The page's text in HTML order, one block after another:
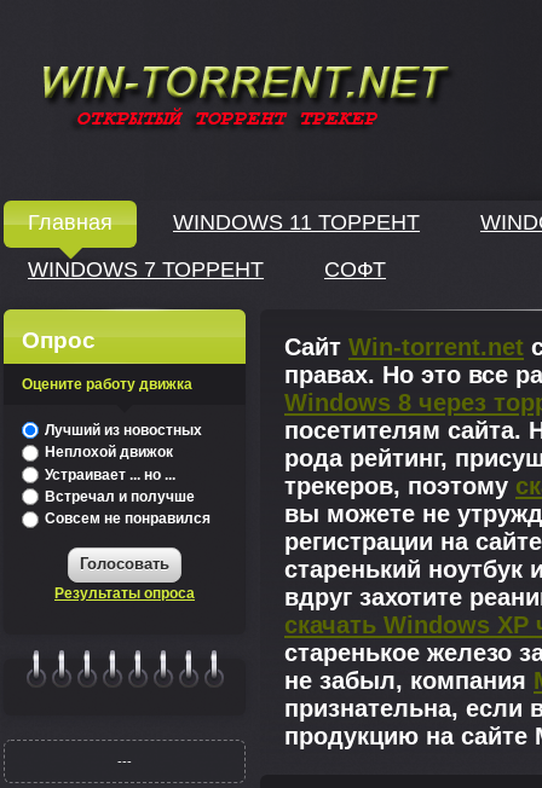
Главная WINDOWS 11 ТОРРЕНТ
WINDOWS 7 ТОРРЕНТ
СОФТ
Сайт Win-torrent.net
правах. Но это все
Windows 8 через
посетителям сайта.
рода рейтинг,
трекеров, поэтому
вы можете не
регистрации на
старенький
вдруг захотите
скачать Windows XP
старенькое железо
не забыл, компания
признательна, если
продукцию на сайте
Опрос
Оцените работу движка
Лучший из новостных
Неплохой движок
Устраивает ... но ...
Встречал и получше
Совсем не понравился
Голосовать
Результаты опроса
---